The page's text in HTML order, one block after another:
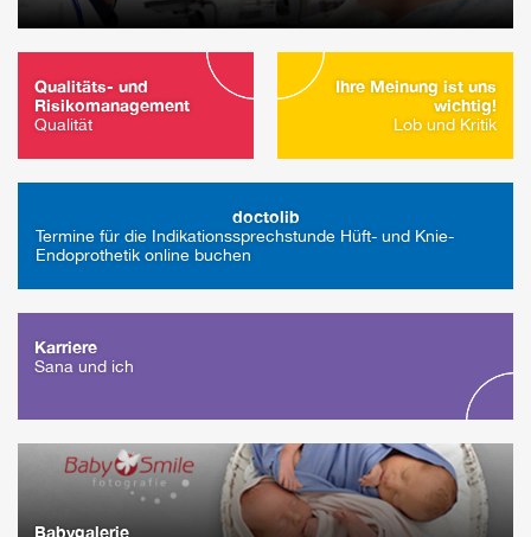
Qualitäts- und
Risikomanagement
Qualität
Ihre Meinung ist uns
wichtig!
Lob und Kritik
doctolib
Termine für die Indikationssprechstunde Hüft- und Knie-
Endoprothetik online buchen
Karriere
Sana und ich
Babygalerie